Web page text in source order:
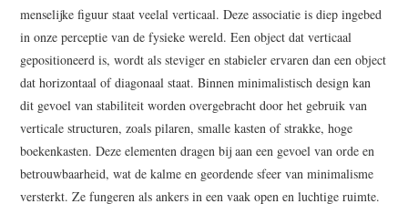
menselijke figuur staat veelal verticaal. Deze associatie is diep ingebed
in onze perceptie van de fysieke wereld. Een object dat verticaal
gepositioneerd is, wordt als steviger en stabieler ervaren dan een object
dat horizontaal of diagonaal staat. Binnen minimalistisch design kan
dit gevoel van stabiliteit worden overgebracht door het gebruik van
verticale structuren, zoals pilaren, smalle kasten of strakke, hoge
boekenkasten. Deze elementen dragen bij aan een gevoel van orde en
betrouwbaarheid, wat de kalme en geordende sfeer van minimalisme
versterkt. Ze fungeren als ankers in een vaak open en luchtige ruimte.